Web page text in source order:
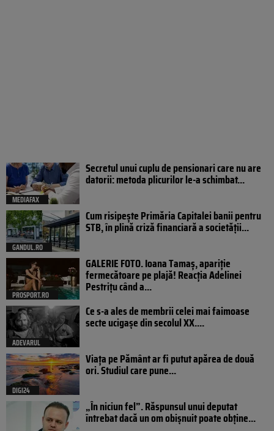
MEDIAFAX
Secretul unui cuplu de pensionari care nu are
datorii: metoda plicurilor le-a schimbat...
GANDUL.RO
Cum risipește Primăria Capitalei banii pentru
STB, în plină criză financiară a societății...
PROSPORT.RO
GALERIE FOTO. Ioana Tamaş, apariție
fermecătoare pe plajă! Reacția Adelinei
Pestrițu când a...
ADEVARUL
Ce s-a ales de membrii celei mai faimoase
secte ucigașe din secolul XX....
DIGI24
Viața pe Pământ ar fi putut apărea de două
ori. Studiul care pune...
„În niciun fel”. Răspunsul unui deputat
întrebat dacă un om obișnuit poate obține...